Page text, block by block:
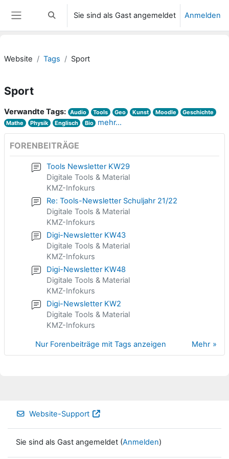
Website-Übersicht
Sucheingabe umschalten
Sie sind als Gast angemeldet Anmelden
Website Tags Sport
Sport
Verwandte Tags: Audio Tools Geo Kunst Moodle
Geschichte
Mathe
Physik Englisch Bio mehr...
FORENBEITRÄGE
Tools Newsletter KW29
Digitale Tools & Material
KMZ-Infokurs
Re: Tools-Newsletter Schuljahr 21/22
Digitale Tools & Material
KMZ-Infokurs
Digi-Newsletter KW43
Digitale Tools & Material
KMZ-Infokurs
Digi-Newsletter KW48
Digitale Tools & Material
KMZ-Infokurs
Digi-Newsletter KW2
Digitale Tools & Material
KMZ-Infokurs
Mehr
Nur Forenbeiträge mit Tags anzeigen
Website-Support
Sie sind als Gast angemeldet (Anmelden)